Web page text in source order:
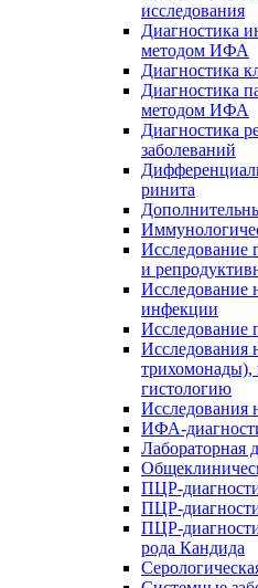
исследования
Диагностика
методом ИФА
Диагностика
Диагностика
методом ИФА
Диагностика
заболеваний
ринита
Исследование
и
Исследование
инфекции
Исследование
Исследования
трихомонады),
гистологию
Исследования
ИФА-
Лабораторная
ПЦР-
ПЦР-
ПЦР-
рода Кандида